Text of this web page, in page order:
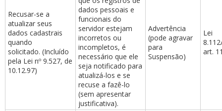
Recusar-se a
atualizar seus
dados cadastrais
quando
solicitado. (Incluído
pela Lei nº 9.527, de
10.12.97)
dados pessoais e
funcionais do
servidor estejam
incorretos ou
incompletos, é
necessário que ele
seja notificado para
atualizá-los e se
recuse a fazê-lo
(sem apresentar
justificativa).
Advertência
(pode agravar
para
Suspensão)
Lei
art.